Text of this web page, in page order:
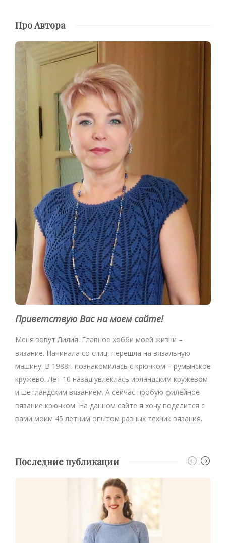
Про Автора
Приветствую Вас на моем сайте!
Меня зовут Лилия. Главное хобби моей жизни –
вязание. Начинала со спиц, перешла на вязальную
машину. В 1988г. познакомилась с крючком – румынское
кружево. Лет 10 назад увлеклась ирландским кружевом
и шетландским вязанием. А сейчас пробую филейное
вязание крючком. На данном сайте я хочу поделится с
вами моим 45 летним опытом разных техник вязания.
Последние публикации